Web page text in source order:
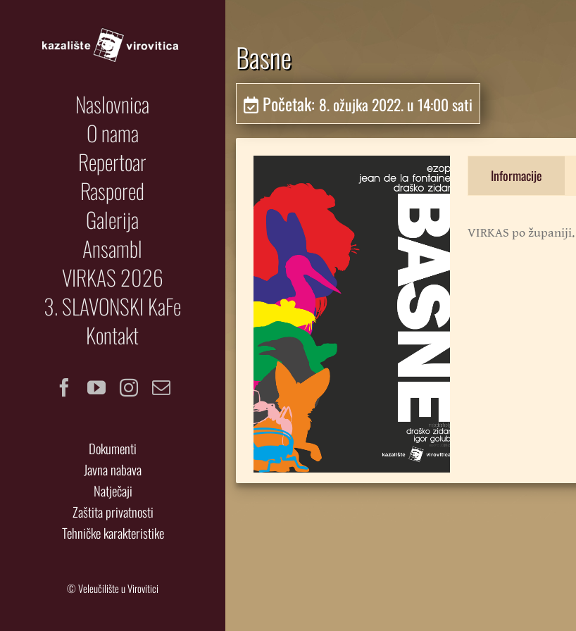
Naslovnica
O nama
Repertoar
Raspored
Galerija
Ansambl
VIRKAS 2026
3. SLAVONSKI KaFe
Kontakt
Facebook
YouTubeInstagram
Email
Dokumenti
Javna nabava
Natječaji
Zaštita privatnosti
Tehničke karakteristike
© Veleučilište u Virovitici
Basne
Početak: 8. ožujka 2022. u 14:00 sati
Informacije
VIRKAS po županiji.